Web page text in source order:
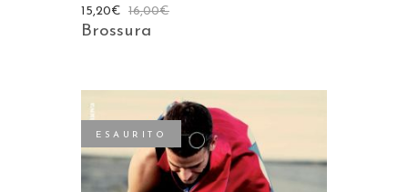
16,00€
15,20€
Brossura
ESAURITO